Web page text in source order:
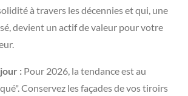
à travers les décennies et qui, une
devient un actif de valeur pour votre
: Pour 2026, la tendance est au
Conservez les façades de vos tiroirs